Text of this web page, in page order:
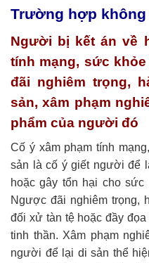
Trường hợp
Người bị kết án về
tính mạng, sức
đãi nghiêm trọng,
sản, xâm phạm
phẩm của người đó
Cố ý xâm phạm tính
sản là cố ý giết người để
hoặc gây tổn hại cho
Ngược đãi nghiêm trọng,
đối xử tàn tệ hoặc đầy
tinh thần. Xâm phạm
người để lại di sản thể